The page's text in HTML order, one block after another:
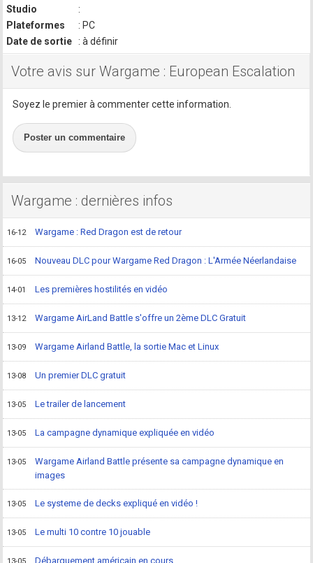
Studio
:
Plateformes
: PC
Date de sortie
: à définir
Votre avis sur Wargame : European Escalation
Soyez le premier à commenter cette information.
Poster un commentaire
Wargame : dernières infos
16-12 Wargame : Red Dragon est de retour
16-05 Nouveau DLC pour Wargame Red Dragon : L'Armée Néerlandaise
14-01 Les premières hostilités en vidéo
13-12 Wargame AirLand Battle s'offre un 2ème DLC Gratuit
13-09 Wargame Airland Battle, la sortie Mac et Linux
13-08 Un premier DLC gratuit
13-05 Le trailer de lancement
13-05 La campagne dynamique expliquée en vidéo
13-05
Wargame Airland Battle présente sa campagne dynamique en
images
13-05 Le systeme de decks expliqué en vidéo !
13-05 Le multi 10 contre 10 jouable
Débarquement américain en cours